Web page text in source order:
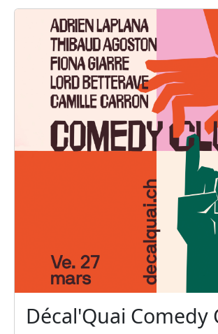
Décal'Quai Comedy